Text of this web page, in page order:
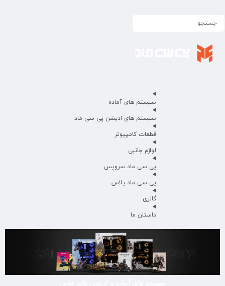
سیستم های آماده
سیستم های ادیشن پی سی ماد
قطعات کامپیوتر
لوازم جانبی
پی سی ماد سرویس
پی سی ماد پلاس
گالری
داستان ما